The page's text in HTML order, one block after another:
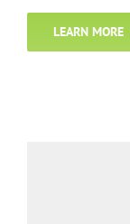
LEARN MORE